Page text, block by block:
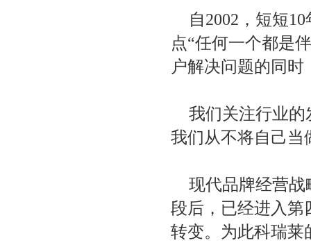
自2002，短短
点“任何一个都是
户解决问题的同
我们关注行业
我们从不将自己当
现代品牌经营
段后，已经进入
转变。为此科瑞莱